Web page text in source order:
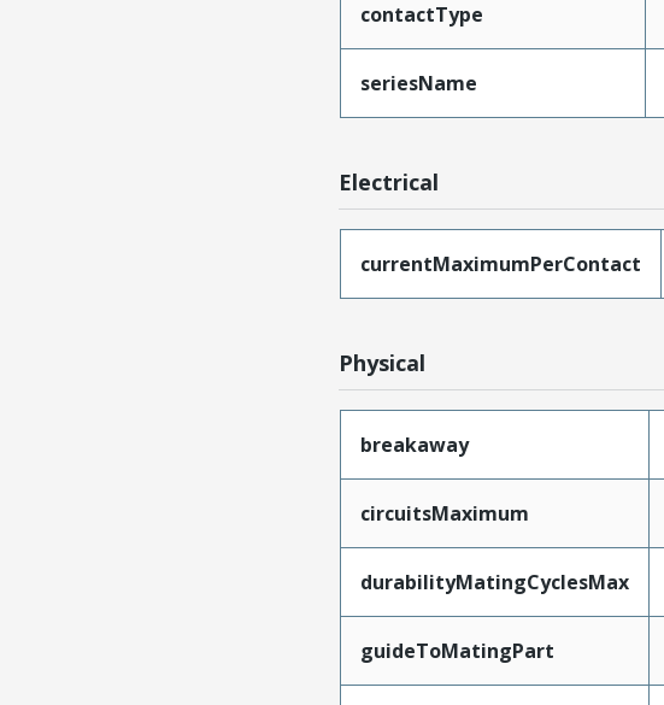
contactType
seriesName
Electrical
currentMaximumPerContact
Physical
breakaway
circuitsMaximum
durabilityMatingCyclesMax
guideToMatingPart